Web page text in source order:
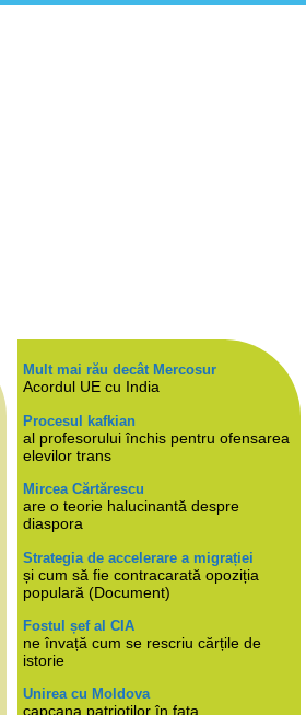
Mult mai rău decât Mercosur
Acordul UE cu India
Procesul kafkian
al profesorului închis pentru ofensarea
elevilor trans
Mircea Cărtărescu
are o teorie halucinantă despre
diaspora
Strategia de accelerare a migrației
și cum să fie contracarată opoziția
populară (Document)
Fostul șef al CIA
ne învață cum se rescriu cărțile de
istorie
Unirea cu Moldova
capcana patrioților în fața